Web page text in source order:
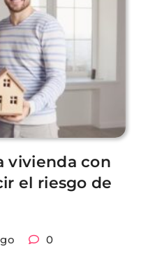
vivienda con
el riesgo de
0